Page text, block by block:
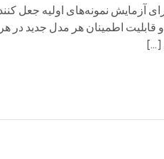
آزمایش نمونه‌های اولیه جعل
قابلیت اطمینان هر مدل جدید
[…]